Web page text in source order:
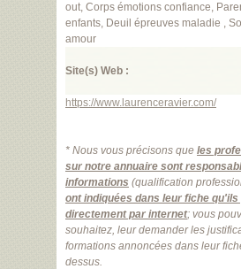
out, Corps émotions confiance,
enfants, Deuil épreuves maladie ,
amour
Site(s) Web :
https://www.laurenceravier.com/
* Nous vous précisons que les
sur notre annuaire sont
informations (qualification
ont indiquées dans leur fiche qu'ils
directement par internet; vous
souhaitez, leur demander les
formations annoncées dans leur
dessus.